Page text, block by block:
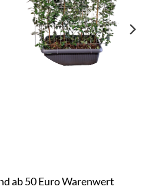
ab 50 Euro Warenwert